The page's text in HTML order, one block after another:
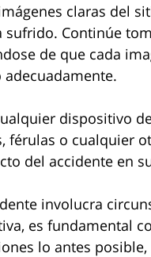
claras del
sufrido. Continúe
de que cada
adecuadamente.
dispositivo
férulas o cualquier
del accidente en
involucra
es fundamental
lo antes